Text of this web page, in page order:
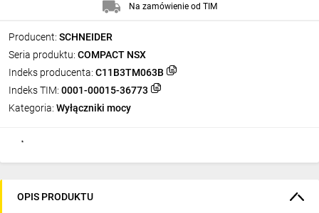
Producent: SCHNEIDER
Seria produktu: COMPACT NSX
Indeks producenta: C11B3TM063B
Indeks TIM: 0001-00015-36773
Kategoria: Wyłączniki mocy
Na zamówienie od TIM
OPIS PRODUKTU